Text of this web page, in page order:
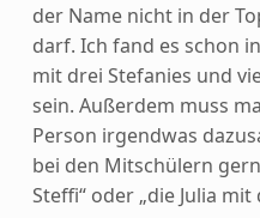
der Name nicht in der
darf. Ich fand es schon
mit drei Stefanies und
sein. Außerdem muss
Person irgendwas
bei den Mitschülern
Steffi“ oder „die Julia